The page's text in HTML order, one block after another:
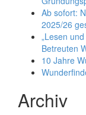
Ab sofort:
2025/26
„Lesen
Betreuten
10 Jahre
Archiv